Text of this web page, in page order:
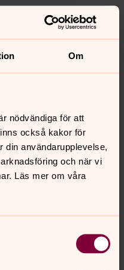
Om
nödvändiga för att
också kakor för
användarupplevelse,
och när vi
Läs mer om våra
Julius Reubke
Bedřich Antonín
Kabeláč
& Louis Vierne